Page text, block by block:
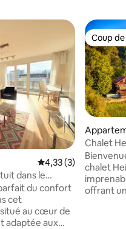
Évaluation moyenne
4,33 (3)
dans le
du confort
cet
au cœur de
adaptée aux
Coup
Coup
Chalet
moderne
chalet
offrant